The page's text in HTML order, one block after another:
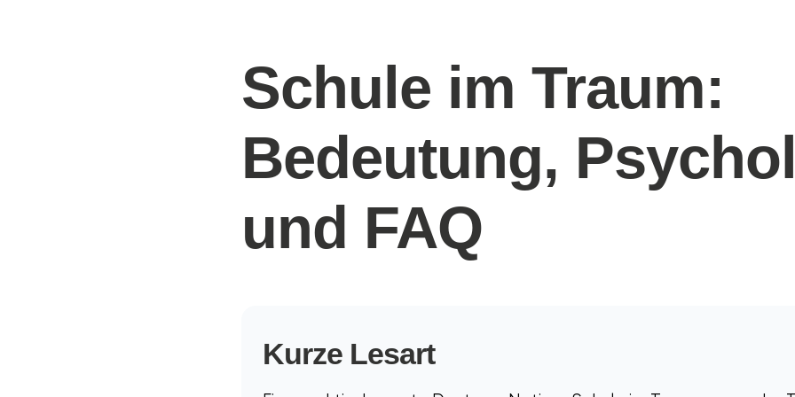
Schule im Traum:
Bedeutung,
und FAQ
Kurze Lesart